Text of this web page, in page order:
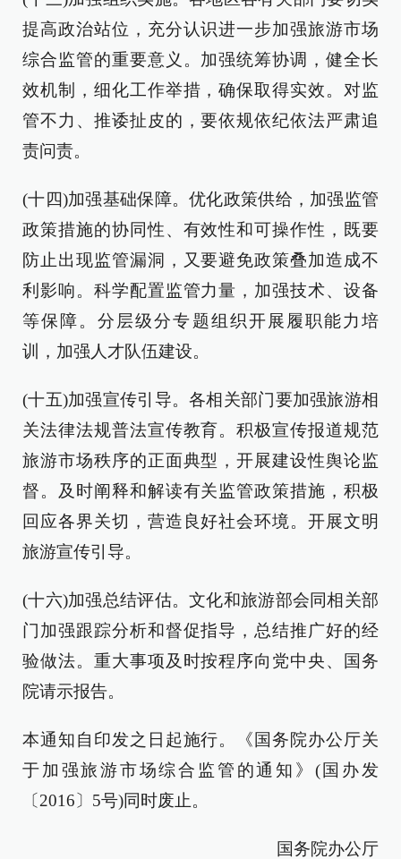
提高政治站位，充分认识进一步加强旅游市场
综合监管的重要意义。加强统筹协调，健全长
效机制，细化工作举措，确保取得实效。对监
管不力、推诿扯皮的，要依规依纪依法严肃追
责问责。
(十四)加强基础保障。优化政策供给，加强监管
政策措施的协同性、有效性和可操作性，既要
防止出现监管漏洞，又要避免政策叠加造成不
利影响。科学配置监管力量，加强技术、设备
等保障。分层级分专题组织开展履职能力培
训，加强人才队伍建设。
(十五)加强宣传引导。各相关部门要加强旅游相
关法律法规普法宣传教育。积极宣传报道规范
旅游市场秩序的正面典型，开展建设性舆论监
督。及时阐释和解读有关监管政策措施，积极
回应各界关切，营造良好社会环境。开展文明
旅游宣传引导。
(十六)加强总结评估。文化和旅游部会同相关部
门加强跟踪分析和督促指导，总结推广好的经
验做法。重大事项及时按程序向党中央、国务
院请示报告。
本通知自印发之日起施行。《国务院办公厅关
于加强旅游市场综合监管的通知》(国办发
〔2016〕5号)同时废止。
国务院办公厅